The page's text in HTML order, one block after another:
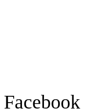
Facebook